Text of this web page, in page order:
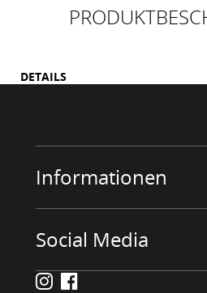
DETAILS
Informationen
Social Media